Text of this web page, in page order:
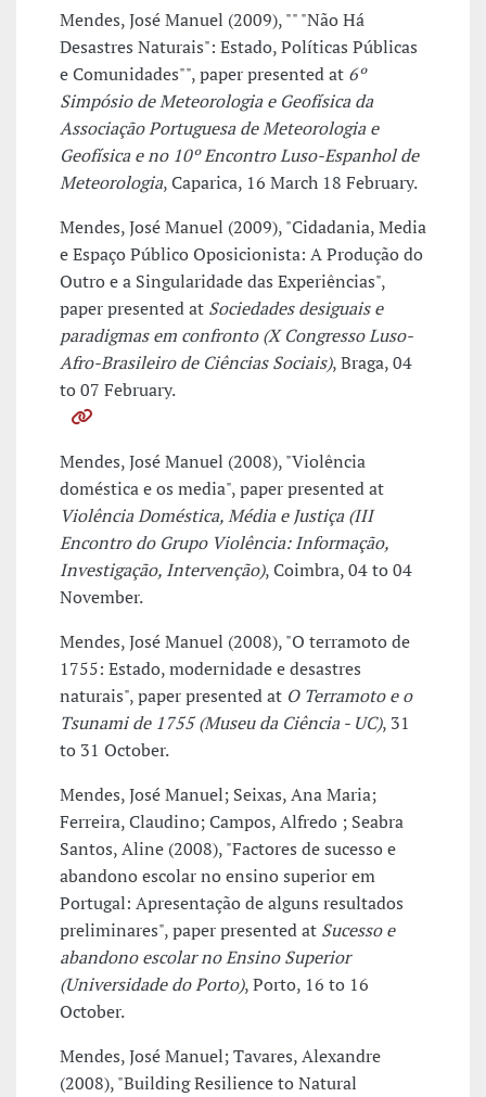
Mendes, José Manuel (2009), "" "Não Há
Desastres Naturais": Estado, Políticas Públicas
e Comunidades"", paper presented at 6º
Simpósio de Meteorologia e Geofísica da
Associação Portuguesa de Meteorologia e
Geofísica e no 10º Encontro Luso-Espanhol de
Meteorologia, Caparica, 16 March 18 February.
Mendes, José Manuel (2009), "Cidadania, Media
e Espaço Público Oposicionista: A Produção do
Outro e a Singularidade das Experiências",
paper presented at Sociedades desiguais e
paradigmas em confronto (X Congresso Luso-
Afro-Brasileiro de Ciências Sociais), Braga, 04
to 07 February.
Mendes, José Manuel (2008), "Violência
doméstica e os media", paper presented at
Violência Doméstica, Média e Justiça (III
Encontro do Grupo Violência: Informação,
Investigação, Intervenção), Coimbra, 04 to 04
November.
Mendes, José Manuel (2008), "O terramoto de
1755: Estado, modernidade e desastres
naturais", paper presented at O Terramoto e o
Tsunami de 1755 (Museu da Ciência - UC), 31
to 31 October.
Mendes, José Manuel; Seixas, Ana Maria;
Ferreira, Claudino; Campos, Alfredo ; Seabra
Santos, Aline (2008), "Factores de sucesso e
abandono escolar no ensino superior em
Portugal: Apresentação de alguns resultados
preliminares", paper presented at Sucesso e
abandono escolar no Ensino Superior
(Universidade do Porto), Porto, 16 to 16
October.
Mendes, José Manuel; Tavares, Alexandre
(2008), "Building Resilience to Natural